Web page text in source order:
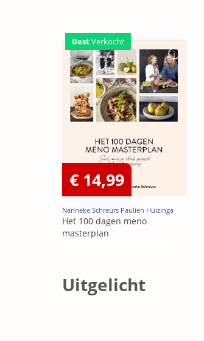
BestVerkocht
€ 14,99
Nanneke Schreurs Paulien Huizinga
Het 100 dagen meno
masterplan
Uitgelicht